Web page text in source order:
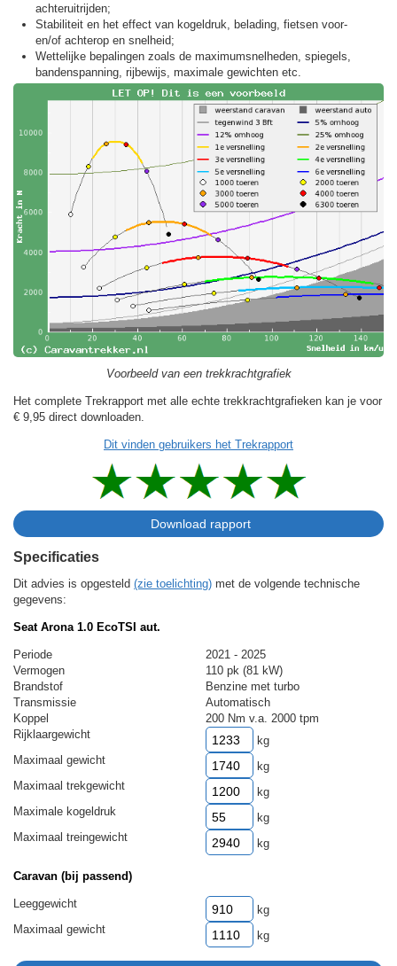
achteruitrijden;
Stabiliteit en het effect van kogeldruk, belading, fietsen voor-
en/of achterop en snelheid;
Wettelijke bepalingen zoals de maximumsnelheden, spiegels,
bandenspanning, rijbewijs, maximale gewichten etc.
Voorbeeld van een trekkrachtgrafiek
Het complete Trekrapport met alle echte trekkrachtgrafieken kan je voor
€ 9,95 direct downloaden.
Dit vinden gebruikers het Trekrapport
Specificaties
Dit advies is opgesteld (zie toelichting) met de volgende technische
gegevens:
Seat Arona 1.0 EcoTSI aut.
Periode
2021 - 2025
Vermogen
110 pk (81 kW)
Brandstof
Benzine met turbo
Transmissie
Automatisch
Koppel
200 Nm v.a. 2000 tpm
Rijklaargewicht
kg
Maximaal gewicht
kg
Maximaal trekgewicht
kg
Maximale kogeldruk
kg
Maximaal treingewicht
kg
Caravan (bij passend)
Leeggewicht
kg
Maximaal gewicht
kg